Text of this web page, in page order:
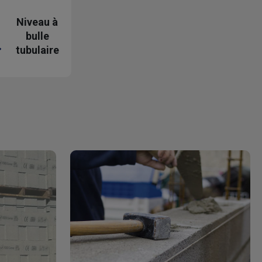
Niveau à
bulle
tubulaire